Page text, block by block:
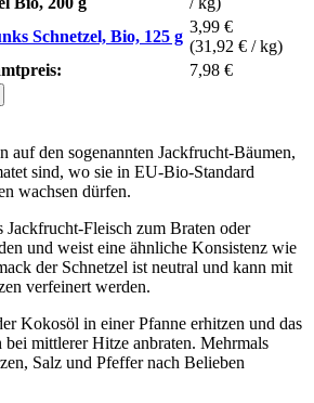
Schnetzel, Bio, 125 g
3,99 €
(31,92 € / kg)
7,98 €
auf den sogenannten Jackfrucht-Bäumen,
sind, wo sie in EU-Bio-Standard
wachsen dürfen.
Jackfrucht-Fleisch zum Braten oder
und weist eine ähnliche Konsistenz wie
der Schnetzel ist neutral und kann mit
verfeinert werden.
Kokosöl in einer Pfanne erhitzen und das
mittlerer Hitze anbraten. Mehrmals
Salz und Pfeffer nach Belieben